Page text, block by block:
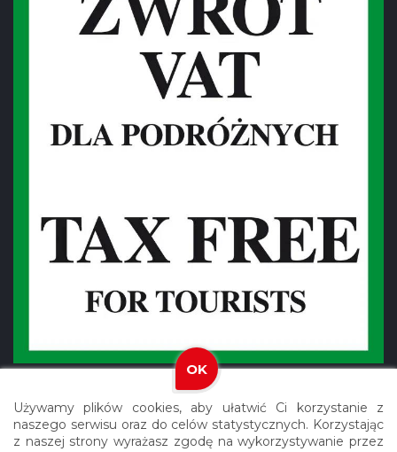
Używamy plików cookies, aby ułatwić Ci korzystanie z
naszego serwisu oraz do celów statystycznych. Korzystając
z naszej strony wyrażasz zgodę na wykorzystywanie przez
OK